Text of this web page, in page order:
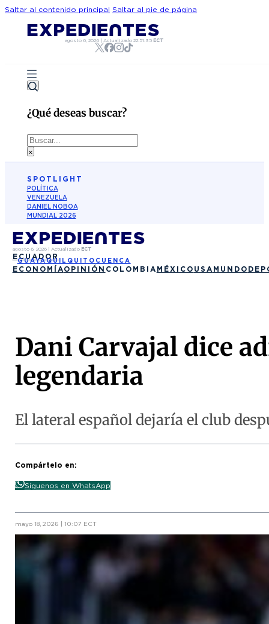
Saltar al contenido principal Saltar al pie de página
agosto 6, 2026| Actualizado 22:51:35 ECT
¿Qué deseas buscar?
Buscar
×
SPOTLIGHT
POLÍTICA
VENEZUELA
DANIEL NOBOA
MUNDIAL 2026
agosto 6, 2026| Actualizado ECT
ECUADOR
GUAYAQUIL QUITO CUENCA
ECONOMÍAOPINIÓN COLOMBIA MÉXICO USA MUNDO
Dani Carvajal dice
legendaria
El lateral español dejaría el club
Compártelo en:
Síguenos en WhatsApp
mayo 18, 2026 | 10:07 ECT